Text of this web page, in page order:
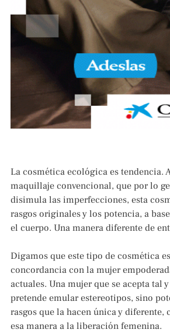
La cosmética ecológica es tendencia.
maquillaje convencional, que por lo
disimula las imperfecciones, esta
rasgos originales y los potencia, a
el cuerpo. Una manera diferente de
Digamos que este tipo de cosmética
concordancia con la mujer
actuales. Una mujer que se acepta tal
pretende emular estereotipos, sino
rasgos que la hacen única y diferente,
esa manera a la liberación femenina.